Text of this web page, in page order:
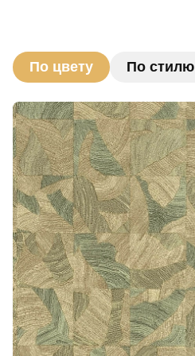
По цвету По стилю